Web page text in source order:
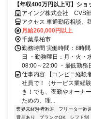
【年収400万円以上可】シ
ンビニ経験者歓迎（アルバ
なし／月給26万～賞与年2回
アイング株式会社 CVS
ン
アクセス 車通勤応相談、
からバス15分
月給260,000円以上
千葉県柏市
勤務時間 実働時間：8時
日 ・勤務曜日：月・火・
08:00～22:00 ・最低勤務
仕事内容 【コンビニ経験
社員で！（サービス業経
き！でも、夜勤やオーナ
ための、理...
業界未経験者歓迎 フリーター歓
賞与あり
ブランクOK シフト制